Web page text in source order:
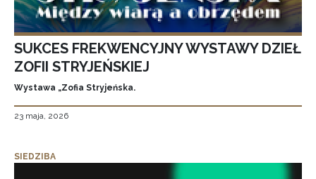
SUKCES FREKWENCYJNY WYSTAWY DZIEŁ
ZOFII STRYJEŃSKIEJ
Wystawa „Zofia Stryjeńska.
23 maja, 2026
SIEDZIBA